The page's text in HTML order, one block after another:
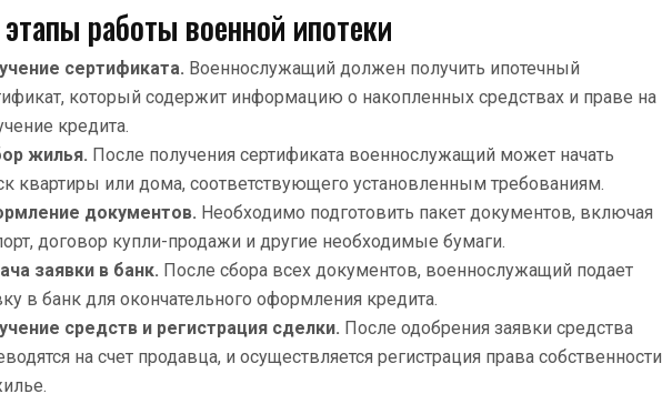
работы военной ипотеки
сертификата. Военнослужащий должен получить ипотечный
который содержит информацию о накопленных средствах и праве на
кредита.
жилья. После получения сертификата военнослужащий может начать
квартиры или дома, соответствующего установленным требованиям.
документов. Необходимо подготовить пакет документов, включая
договор купли-продажи и другие необходимые бумаги.
заявки в банк. После сбора всех документов, военнослужащий подает
в банк для окончательного оформления кредита.
средств и регистрация сделки. После одобрения заявки средства
на счет продавца, и осуществляется регистрация права собственности